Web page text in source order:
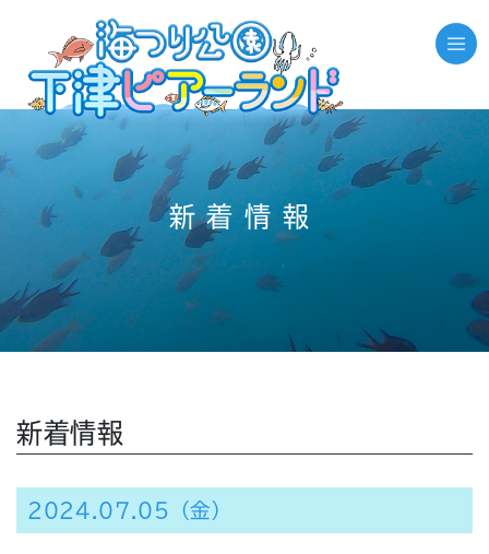
新着情報
新着情報
2024.07.05（金）